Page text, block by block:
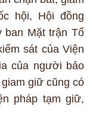
hội, Hội đồng
ban Mặt trận Tổ
sát của Viện
của người bảo
giữ cũng có
pháp tạm giữ,